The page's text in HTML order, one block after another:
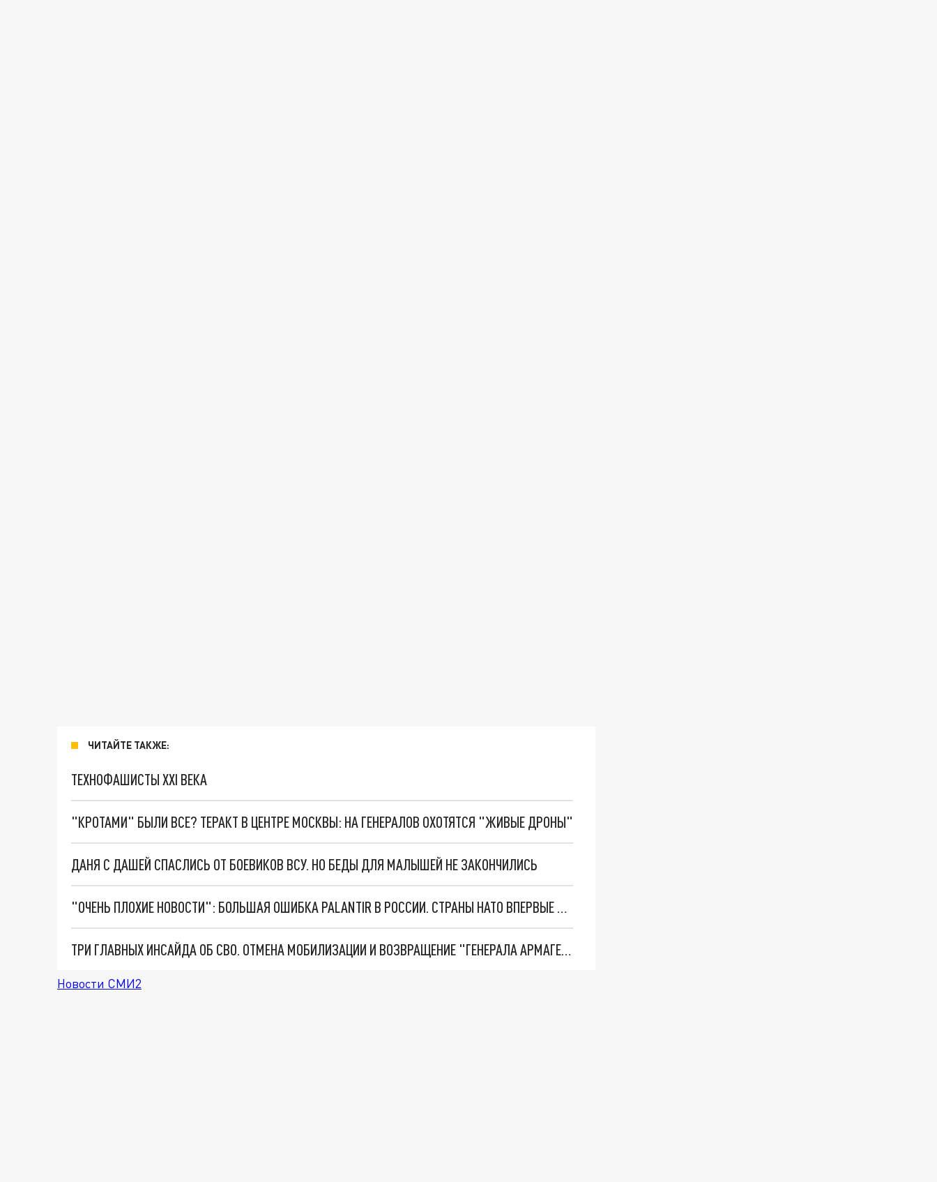
ЧИТАЙТЕ ТАКЖЕ:
ТЕХНОФАШИСТЫ XXI ВЕКА
"КРОТАМИ" БЫЛИ ВСЕ? ТЕРАКТ В ЦЕНТРЕ МОСКВЫ: НА ГЕНЕРАЛОВ ОХОТЯТСЯ "ЖИВЫЕ ДРОНЫ"
ДАНЯ С ДАШЕЙ СПАСЛИСЬ ОТ БОЕВИКОВ ВСУ. НО БЕДЫ ДЛЯ МАЛЫШЕЙ НЕ ЗАКОНЧИЛИСЬ
"ОЧЕНЬ ПЛОХИЕ НОВОСТИ": БОЛЬШАЯ ОШИБКА PALANTIR В РОССИИ. СТРАНЫ НАТО ВПЕРВЫЕ ЗА СВО ОСТАНОВИЛИ ПОСТАВКИ ОРУЖИЯ. ВСУ ТЕРЯЮТ ПРИГРАНИЧЬЕ?
ТРИ ГЛАВНЫХ ИНСАЙДА ОБ СВО. ОТМЕНА МОБИЛИЗАЦИИ И ВОЗВРАЩЕНИЕ "ГЕНЕРАЛА АРМАГЕДДОНА"? ОТЛИЧНЫЕ НОВОСТИ, КОТОРЫЕ ЖДАЛИ ВСЕ
Новости СМИ2